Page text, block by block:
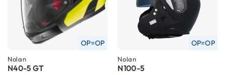
e
n
OP=OP
Nolan
N40-5 GT
OP=OP
Nolan
N100-5